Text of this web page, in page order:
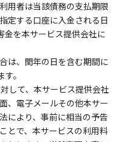
用者は当該債務の支払期限
定する口座に入金される日
金を本サービス提供会社に
は、閏年の日を含む期間に
。
して、本サービス提供会社
、電子メールその他本サー
により、事前に相当の予告
とで、本サービスの利用料